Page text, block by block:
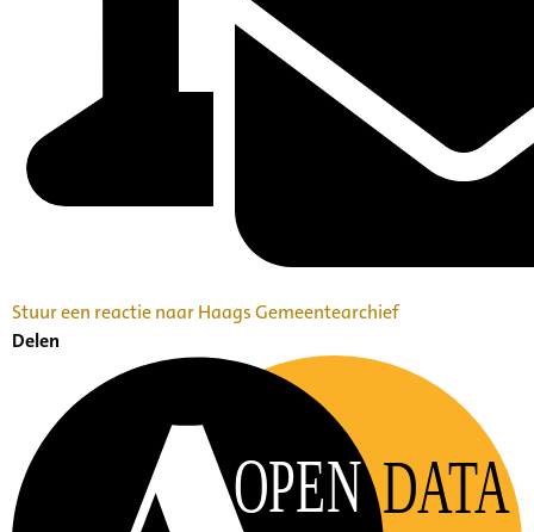
Stuur een reactie naar Haags Gemeentearchief
Delen
OPEN DATA